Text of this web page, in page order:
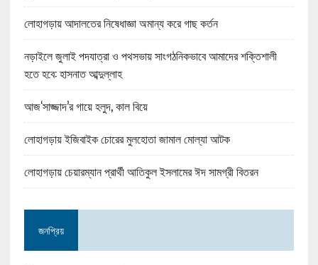
লোহাগড়ায় আদালতের নিষেধাজ্ঞা অমান্য করে গাছ কর্তন
নড়াইলে জুলাই পদযাত্রা ও পথসভায় সাংগঠনিকভাবে আমাদের শক্তিশালী
হতে হবে: হাসনাত আব্দুল্লাহ
আজ‘সাজ্জাদ’র গায়ে হলুদ, কাল বিয়ে
লোহাগড়ায় ইজিবাইক চোরের মুলহোতা জামাল মোল্যা আটক
লোহাগড়ায় চেয়ারম্যান প্রার্থী আতিকুল ইসলামের ঈদ সামগ্রী বিতরন
জনপ্রিয়